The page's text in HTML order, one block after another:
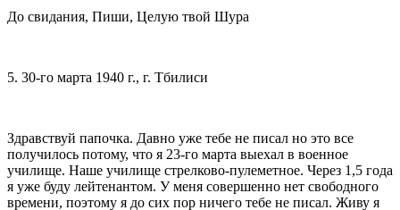
До свидания, Пиши, Целую твой Шура
5. 30-го марта 1940 г., г. Тбилиси
Здравствуй папочка. Давно уже тебе не писал но это все
получилось потому, что я 23-го марта выехал в военное
училище. Наше училище стрелково-пулеметное. Через 1,5 года
я уже буду лейтенантом. У меня совершенно нет свободного
времени, поэтому я до сих пор ничего тебе не писал. Живу я